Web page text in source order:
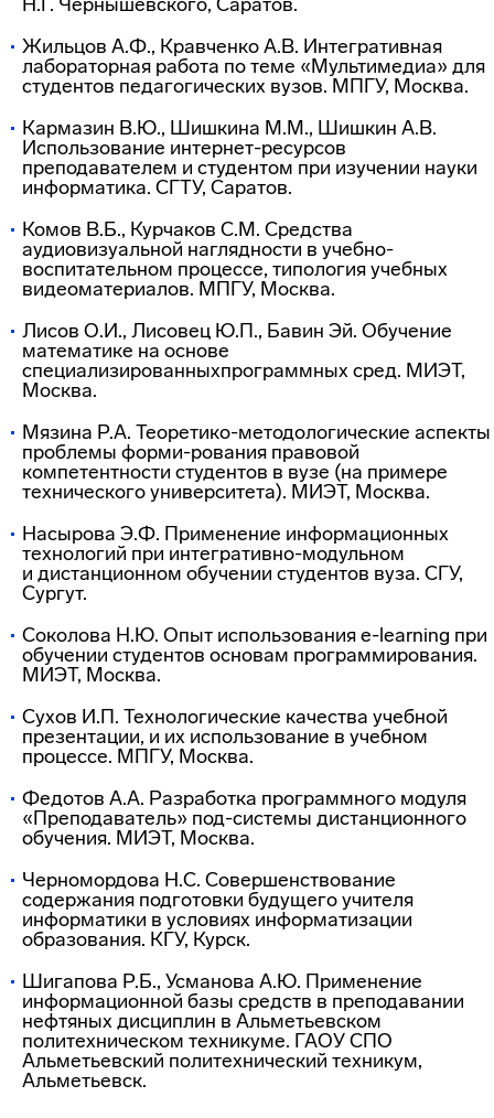
Жильцов А.Ф., Кравченко А.В. Интегративная
лабораторная работа по теме «Мультимедиа» для
студентов педагогических вузов. МПГУ, Москва.
Кармазин В.Ю., Шишкина М.М., Шишкин А.В.
Использование интернет-ресурсов
преподавателем и студентом при изучении науки
информатика. СГТУ, Саратов.
Комов В.Б., Курчаков С.М. Средства
аудиовизуальной наглядности в учебно-
воспитательном процессе, типология учебных
видеоматериалов. МПГУ, Москва.
Лисов О.И., Лисовец Ю.П., Бавин Эй. Обучение
математике на основе
специализированныхпрограммных сред. МИЭТ,
Москва.
Мязина Р.А. Теоретико-методологические аспекты
проблемы форми-рования правовой
компетентности студентов в вузе (на примере
технического университета). МИЭТ, Москва.
Насырова Э.Ф. Применение информационных
технологий при интегративно-модульном
и дистанционном обучении студентов вуза. СГУ,
Сургут.
Соколова Н.Ю. Опыт использованияe-learning при
обучении студентов основам программирования.
МИЭТ, Москва.
Сухов И.П. Технологические качества учебной
презентации, и их использование в учебном
процессе. МПГУ, Москва.
Федотов А.А. Разработка программного модуля
«Преподаватель» под-системы дистанционного
обучения. МИЭТ, Москва.
Черномордова Н.С. Совершенствование
содержания подготовки будущего учителя
информатики в условиях информатизации
образования. КГУ, Курск.
Шигапова Р.Б., Усманова А.Ю. Применение
информационной базы средств в преподавании
нефтяных дисциплин в Альметьевском
политехническом техникуме. ГАОУ СПО
Альметьевский политехнический техникум,
Альметьевск.